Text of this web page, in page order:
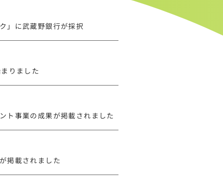
」に武蔵野銀行が採択
りました
ト事業の成果が掲載されました
掲載されました